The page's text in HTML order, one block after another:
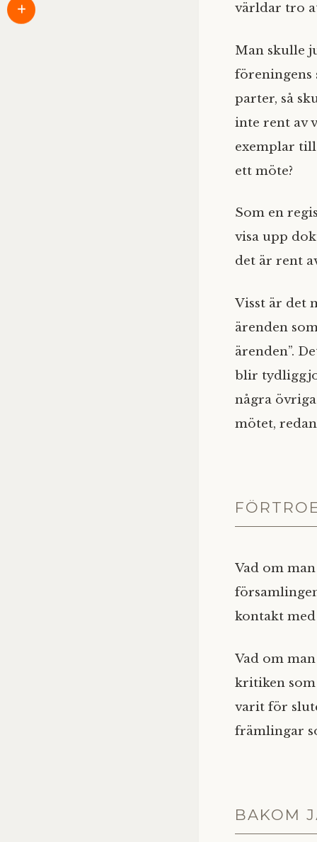
världar tro
Man skulle
föreningens
parter, så
inte rent av
exemplar
ett möte?
Som en
visa upp
det är rent
Visst är det
ärenden
ärenden”.
blir
några
mötet,
Vad om
kontakt
Vad om
kritiken
varit för
främlingar
BAKOM